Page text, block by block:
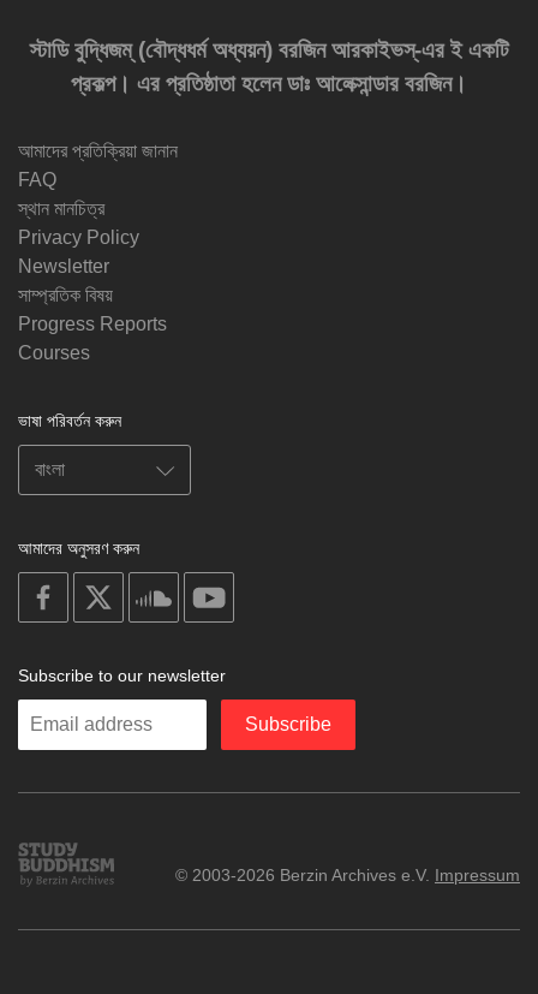
স্টাডি বুদ্ধিজম্‌ (বৌদ্ধধর্ম অধ্যয়ন) বরজিন আরকাইভস্‌-এর ই একটি
প্রকল্প। এর প্রতিষ্ঠাতা হলেন ডাঃ আলেক্সান্ডার বরজিন।
আমাদের প্রতিক্রিয়া জানান
FAQ
স্থান মানচিত্র
Privacy Policy
Newsletter
সাম্প্রতিক বিষয়
Progress Reports
Courses
ভাষা পরিবর্তন করুন
আমাদের অনুসরণ করুন
on
facebook
soundcloud
Subscribe to our newsletter
Enter
Subscribe
Study
Buddhism
© 2003-2026 Berzin Archives e.V. Impressum